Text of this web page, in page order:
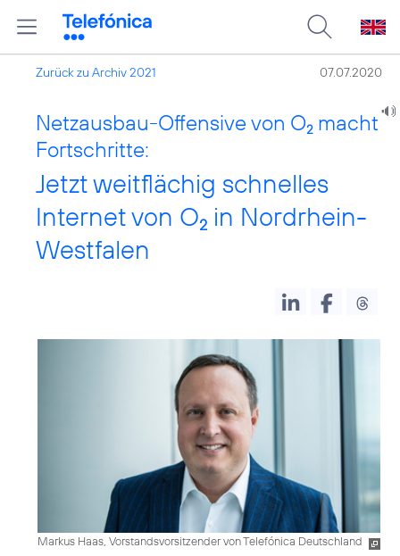
Zurück zu Archiv 2021 07.07.2020
Netzausbau-Offensive von O2 macht
Fortschritte:
Jetzt weitflächig schnelles
Internet von O2 in Nordrhein-
Westfalen
Markus Haas, Vorstandsvorsitzender von Telefónica Deutschland